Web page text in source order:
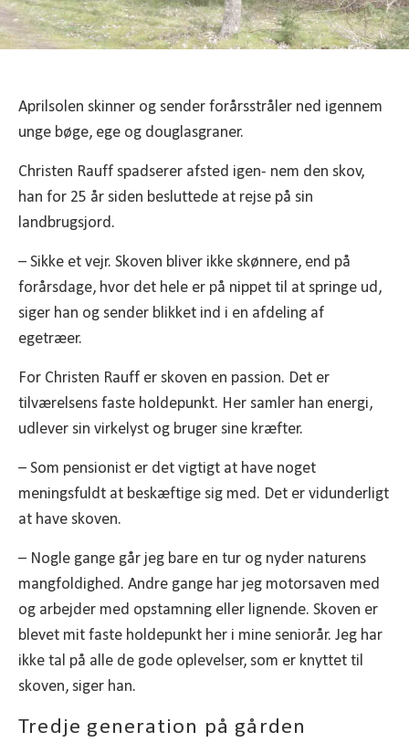
Aprilsolen skinner og sender forårsstråler ned igennem
unge bøge, ege og douglasgraner.
Christen Rauff spadserer afsted igen- nem den skov,
han for 25 år siden besluttede at rejse på sin
landbrugsjord.
– Sikke et vejr. Skoven bliver ikke skønnere, end på
forårsdage, hvor det hele er på nippet til at springe ud,
siger han og sender blikket ind i en afdeling af
egetræer.
For Christen Rauff er skoven en passion. Det er
tilværelsens faste holdepunkt. Her samler han energi,
udlever sin virkelyst og bruger sine kræfter.
– Som pensionist er det vigtigt at have noget
meningsfuldt at beskæftige sig med. Det er vidunderligt
at have skoven.
– Nogle gange går jeg bare en tur og nyder naturens
mangfoldighed. Andre gange har jeg motorsaven med
og arbejder med opstamning eller lignende. Skoven er
blevet mit faste holdepunkt her i mine seniorår. Jeg har
ikke tal på alle de gode oplevelser, som er knyttet til
skoven, siger han.
Tredje generation på gården